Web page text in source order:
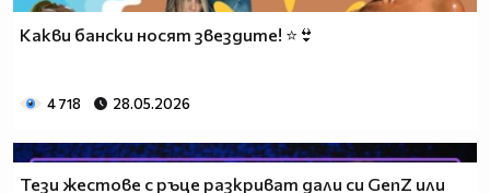
Какви бански носят звездите! ⭐👙
4 718 28.05.2026
Тези жестове с ръце разкриват дали си GenZ или